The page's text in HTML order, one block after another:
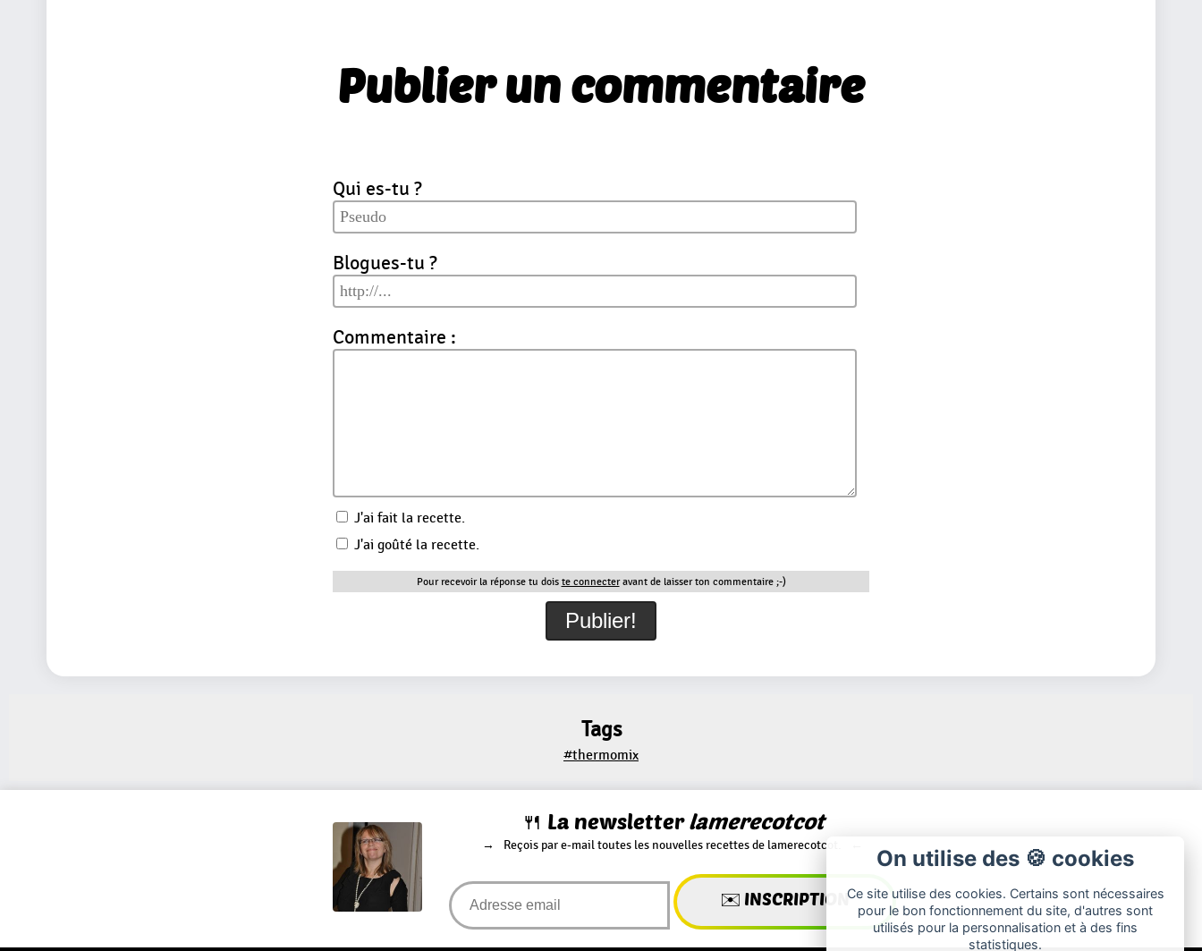
Publier un commentaire
Qui es-tu ?
Blogues-tu ?
Commentaire :
J'ai fait la recette.
J'ai goûté la recette.
Pour recevoir la réponse tu dois te connecteravant de laisser ton commentaire ;-)
Tags
#thermomix
🍴 La newsletterlamerecotcot
Reçois par e-mail toutes les nouvelles recettes de lamerecotcot.
On utilise des 🍪 cookies
Ce site utilise des cookies. Certains sont nécessaires
pour le bon fonctionnement du site, d'autres sont
utilisés pour la personnalisation et à des fins
statistiques.